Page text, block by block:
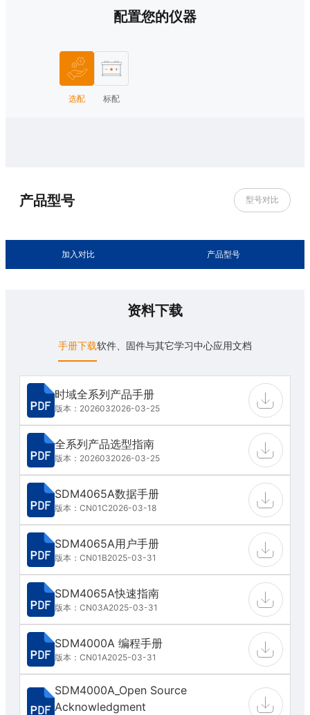
配置您的仪器
选配 标配
产品型号 型号对比
加入对比 产品型号
资料下载
手册下载软件、固件与其它学习中心应用文档
时域全系列产品手册
版本：2026032026-03-25
全系列产品选型指南
版本：2026032026-03-25
SDM4065A数据手册
版本：CN01C2026-03-18
SDM4065A用户手册
版本：CN01B2025-03-31
SDM4065A快速指南
版本：CN03A2025-03-31
SDM4000A 编程手册
版本：CN01A2025-03-31
SDM4000A_Open Source
Acknowledgment